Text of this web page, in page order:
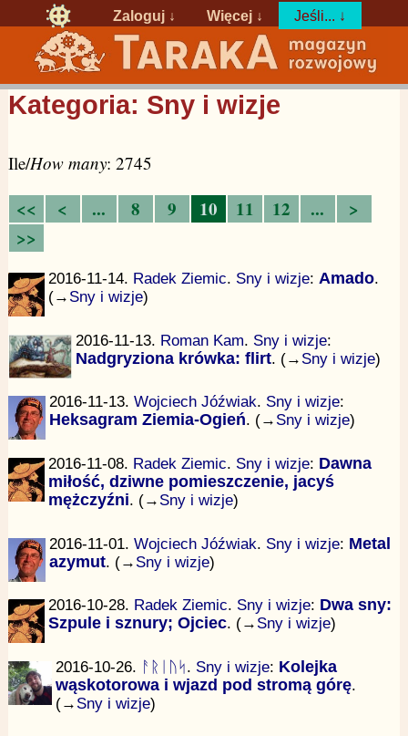
Zaloguj ↓ Więcej ↓ Jeśli... ↓
Kategoria: Sny i wizje
Ile/How many: 2745
<< < ... 8 9 10 11 12 ...
>
>>
2016-11-14. Radek Ziemic. Sny i wizje: Amado.
(→ Sny i wizje)
2016-11-13. Roman Kam. Sny i wizje:
Nadgryziona krówka: flirt. (→ Sny i wizje)
2016-11-13. Wojciech Jóźwiak. Sny i wizje:
Heksagram Ziemia-Ogień. (→ Sny i wizje)
2016-11-08. Radek Ziemic. Sny i wizje: Dawna
miłość, dziwne pomieszczenie, jacyś
mężczyźni. (→ Sny i wizje)
2016-11-01. Wojciech Jóźwiak. Sny i wizje: Metal
azymut. (→ Sny i wizje)
2016-10-28. Radek Ziemic. Sny i wizje: Dwa sny:
Szpule i sznury; Ojciec. (→ Sny i wizje)
2016-10-26. ᚨᚱᛁᚢᛋ. Sny i wizje: Kolejka
wąskotorowa i wjazd pod stromą górę.
(→ Sny i wizje)